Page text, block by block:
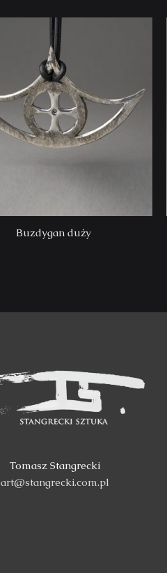
Buzdygan duży
Tomasz Stangrecki
art@stangrecki.com.pl